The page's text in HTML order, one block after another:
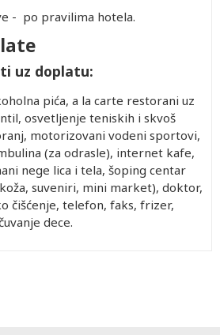
- po pravilima hotela.
uz doplatu:
pića, a la carte restorani uz
osvetljenje teniskih i skvoš
motorizovani vodeni sportovi,
(za odrasle), internet kafe,
nege lica i tela, šoping centar
suveniri, mini market), doktor,
čišćenje, telefon, faks, frizer,
dece.